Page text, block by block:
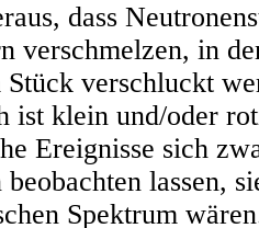
dass
verschmelzen, in
verschluckt
ist klein und/oder
Ereignisse sich
lassen,
Spektrum